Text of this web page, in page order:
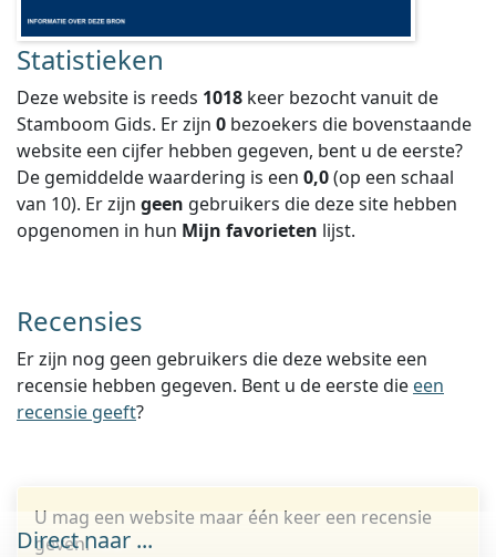
Statistieken
Deze website is reeds 1018 keer bezocht vanuit de
Stamboom Gids. Er zijn 0 bezoekers die bovenstaande
website een cijfer hebben gegeven, bent u de eerste?
De gemiddelde waardering is een 0,0(op een schaal
van 10). Er zijn geen gebruikers die deze site hebben
opgenomen in hun Mijn favorieten lijst.
Recensies
Er zijn nog geen gebruikers die deze website een
recensie hebben gegeven. Bent u de eerste die een
recensie geeft?
U mag een website maar één keer een recensie
geven.
Direct naar ...